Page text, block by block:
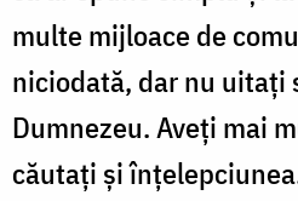
multe mijloace de
niciodată, dar nu uitați
Dumnezeu. Aveți mai
căutați și